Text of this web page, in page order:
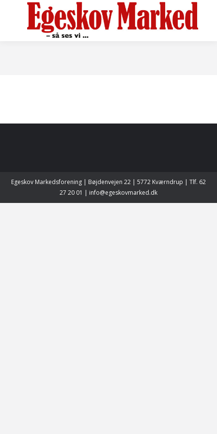
Egeskov Markedsforening | Bøjdenvejen 22 | 5772 Kværndrup | Tlf. 62
27 20 01 | info@egeskovmarked.dk